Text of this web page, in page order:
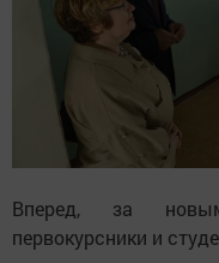
Вперед, за
первокурсники и